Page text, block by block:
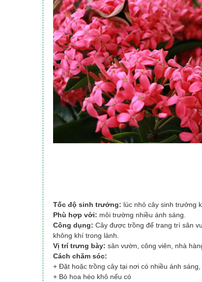
Tốc độ sinh trưởng: lúc nhỏ cây sinh trưởng
Phù hợp với: môi trường nhiều ánh sáng.
Công dụng: Cây được trồng để trang trí sân
không khí trong lành.
Vị trí trưng bày: sân vườn, công viên, nhà
Cách chăm sóc:
+ Đặt hoặc trồng cây tại nơi có nhiều ánh
+ Bỏ hoa héo khô nếu có